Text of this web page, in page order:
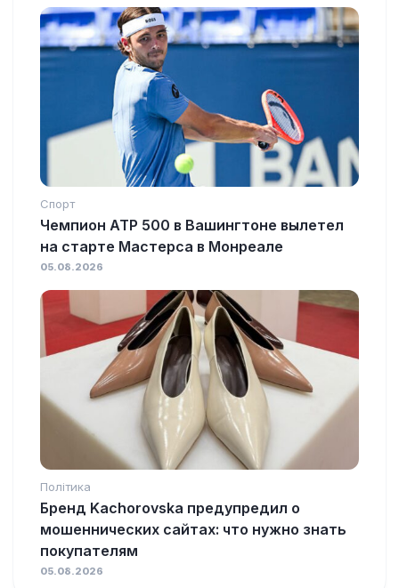
Спорт
Чемпион ATP 500 в Вашингтоне вылетел
на старте Мастерса в Монреале
05.08.2026
Політика
Бренд Kachorovska предупредил о
мошеннических сайтах: что нужно знать
покупателям
05.08.2026